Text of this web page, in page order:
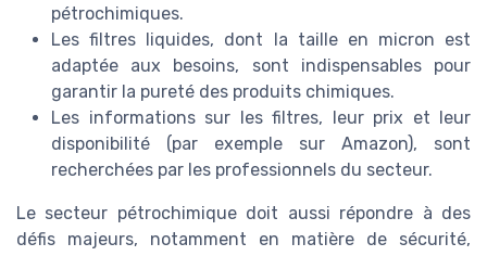
pétrochimiques.
Les filtres liquides, dont la taille en micron est
adaptée aux besoins, sont indispensables pour
garantir la pureté des produits chimiques.
Les informations sur les filtres, leur prix et leur
disponibilité (par exemple sur Amazon), sont
recherchées par les professionnels du secteur.
Le secteur pétrochimique doit aussi répondre à des
défis majeurs, notamment en matière de sécurité,